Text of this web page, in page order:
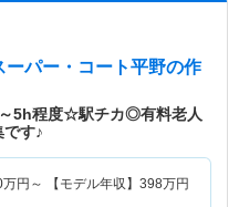
ーパー・コート平野の作
～5h程度☆駅チカ◎有料老人
す♪
万円～ 【モデル年収】 398万円